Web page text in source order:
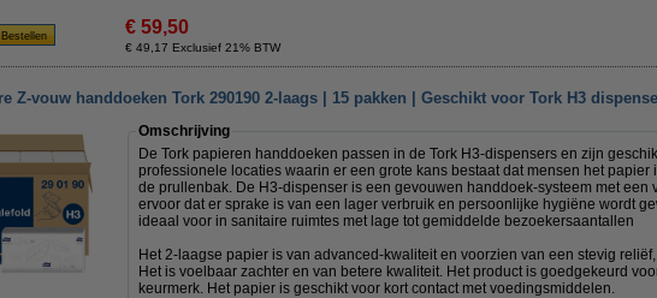
€ 59,50
€ 49,17 Exclusief 21% BTW
Z-vouw handdoeken Tork 290190 2-laags | 15 pakken | Geschikt voor Tork H3
Omschrijving
De Tork papieren handdoeken passen in de Tork H3-dispensers en zijn
professionele locaties waarin er een grote kans bestaat dat mensen het
de prullenbak. De H3-dispenser is een gevouwen handdoek-systeem met een
ervoor dat er sprake is van een lager verbruik en persoonlijke hygiëne wordt
ideaal voor in sanitaire ruimtes met lage tot gemiddelde bezoekersaantallen
Het 2-laagse papier is van advanced-kwaliteit en voorzien van een stevig
Het is voelbaar zachter en van betere kwaliteit. Het product is goedgekeurd
keurmerk. Het papier is geschikt voor kort contact met voedingsmiddelen.